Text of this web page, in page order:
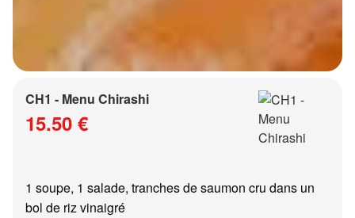
CH1 - Menu Chirashi
15.50 €
1 soupe, 1 salade, tranches de saumon cru dans un
bol de riz vinaigré